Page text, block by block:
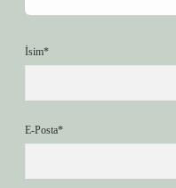
İsim*
E-Posta*